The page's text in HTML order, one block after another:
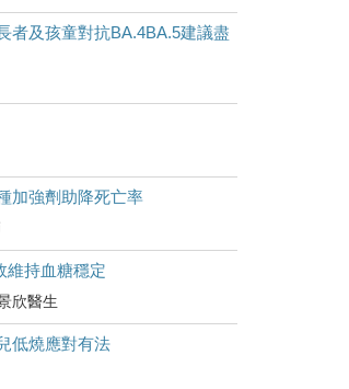
者及孩童對抗BA.4BA.5建議盡
加強劑助降死亡率
維持血糖穩定
欣醫生
低燒應對有法